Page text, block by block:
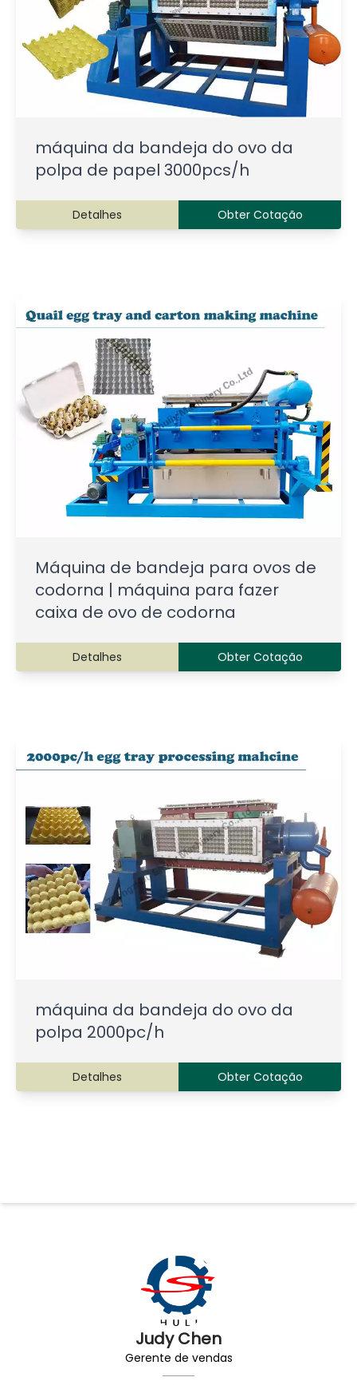
Judy Chen
Gerente de vendas
máquina da bandeja do ovo da
polpa de papel 3000pcs/h
Detalhes Obter Cotação
Máquina de bandeja para ovos de
codorna | máquina para fazer
caixa de ovo de codorna
Detalhes Obter Cotação
máquina da bandeja do ovo da
polpa 2000pc/h
Detalhes Obter Cotação